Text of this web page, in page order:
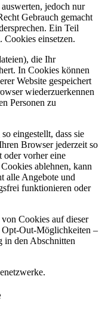
jedoch nur
Gebrauch gemacht
Ein Teil
Cookies einsetzen.
die Ihr
In Cookies können
Website gespeichert
wiederzuerkennen
Personen zu
eingestellt, dass sie
Browser jederzeit so
oder vorher eine
ablehnen, kann
alle Angebote und
funktionieren oder
Cookies auf dieser
Opt-Out-Möglichkeiten –
in den Abschnitten